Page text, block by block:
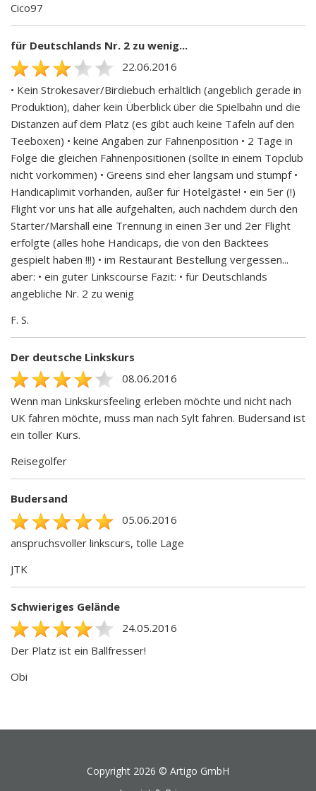
Cico97
für Deutschlands Nr. 2 zu wenig...
22.06.2016
• Kein Strokesaver/Birdiebuch erhältlich (angeblich gerade in
Produktion), daher kein Überblick über die Spielbahn und die
Distanzen auf dem Platz (es gibt auch keine Tafeln auf den
Teeboxen) • keine Angaben zur Fahnenposition • 2 Tage in
Folge die gleichen Fahnenpositionen (sollte in einem Topclub
nicht vorkommen) • Greens sind eher langsam und stumpf •
Handicaplimit vorhanden, außer für Hotelgäste! • ein 5er (!)
Flight vor uns hat alle aufgehalten, auch nachdem durch den
Starter/Marshall eine Trennung in einen 3er und 2er Flight
erfolgte (alles hohe Handicaps, die von den Backtees
gespielt haben !!!) • im Restaurant Bestellung vergessen...
aber: • ein guter Linkscourse Fazit: • für Deutschlands
angebliche Nr. 2 zu wenig
F. S.
Der deutsche Linkskurs
08.06.2016
Wenn man Linkskursfeeling erleben möchte und nicht nach
UK fahren möchte, muss man nach Sylt fahren. Budersand ist
ein toller Kurs.
Reisegolfer
Budersand
05.06.2016
anspruchsvoller linkscurs, tolle Lage
JTK
Schwieriges Gelände
24.05.2016
Der Platz ist ein Ballfresser!
Obi
Copyright 2026 © Artigo GmbH